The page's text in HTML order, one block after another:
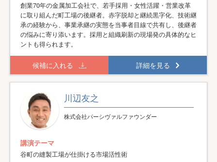
創業70年の金属加工会社で、若手採用・女性活躍・営業改革
に取り組んだ町工場の後継者。赤字脱却と継続黒字化、技術継
承の経験から、事業承継の実態を当事者目線で共有し、後継者
の悩みに寄り添います。採用と組織刷新の現場発の具体的なヒ
ントも得られます。
候補に入れる 詳細を見る
川辺友之
株式会社パーシヴァルファウンダー
講演テーマ
谷町の縫製工場が仕掛ける市場活性術